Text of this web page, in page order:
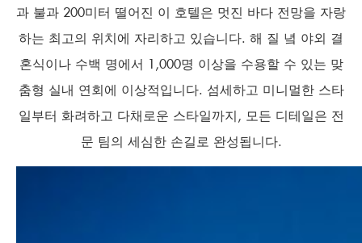
과 불과 200미터 떨어진 이 호텔은 멋진 바다 전망을 자랑
하는 최고의 위치에 자리하고 있습니다. 해 질 녘 야외 결
혼식이나 수백 명에서 1,000명 이상을 수용할 수 있는 맞
춤형 실내 연회에 이상적입니다. 섬세하고 미니멀한 스타
일부터 화려하고 다채로운 스타일까지, 모든 디테일은 전
문 팀의 세심한 손길로 완성됩니다.